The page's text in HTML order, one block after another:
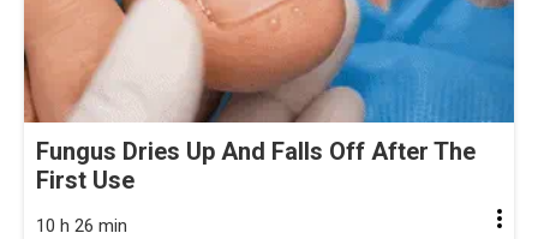
Fungus Dries Up And Falls Off After The
First Use
10 h 26 min